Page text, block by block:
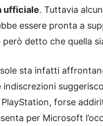
ufficiale. Tuttavia
essere pronta a
però detto che quella
sta infatti
indiscrezioni
forse
per Microsoft